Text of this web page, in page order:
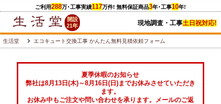
ご利用288万･工事実績117万件! 無料保証商品3年･工事10年!
開設
21年
現地調査・工事土日祝対応!
生活堂 エコキュート交換工事 かんたん無料見積依頼フォーム
夏季休暇のお知らせ
弊社は8月13日(木)～8月16日(日)までお休みさせていただき
ます。
お休み中もご注文や問い合わせを承ります。メールのご返